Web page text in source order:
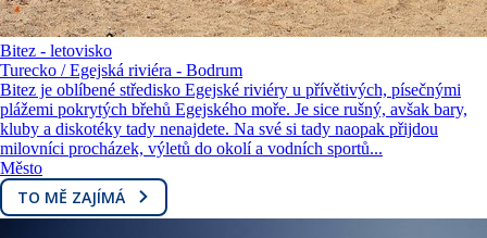
Bitez - letovisko
Turecko / Egejská riviéra - Bodrum
Bitez je oblíbené středisko Egejské riviéry u přívětivých, písečnými
plážemi pokrytých břehů Egejského moře. Je sice rušný, avšak bary,
kluby a diskotéky tady nenajdete. Na své si tady naopak přijdou
milovníci procházek, výletů do okolí a vodních sportů...
Město
TO MĚ ZAJÍMÁ